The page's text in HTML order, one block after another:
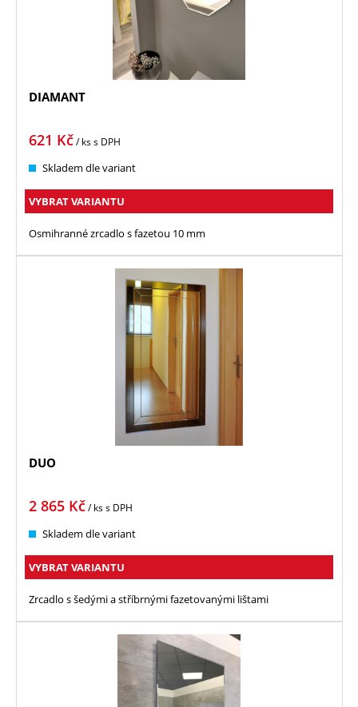
DIAMANT
621 Kč/ kss DPH
Skladem dle variant
VYBRAT VARIANTU
Osmihranné zrcadlo s fazetou 10 mm
DUO
2 865 Kč/ kss DPH
Skladem dle variant
VYBRAT VARIANTU
Zrcadlo s šedými a stříbrnými fazetovanými lištami